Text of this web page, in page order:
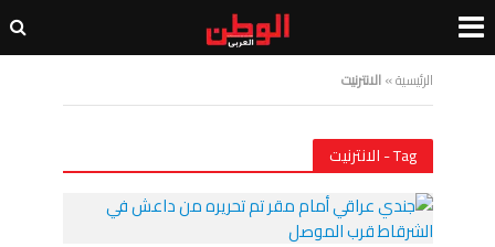
الرئيسية»الانترنيت
Tag - الانترنيت